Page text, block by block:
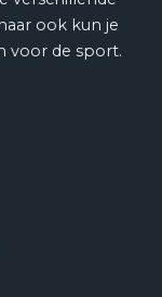
ook kun je
voor de sport.